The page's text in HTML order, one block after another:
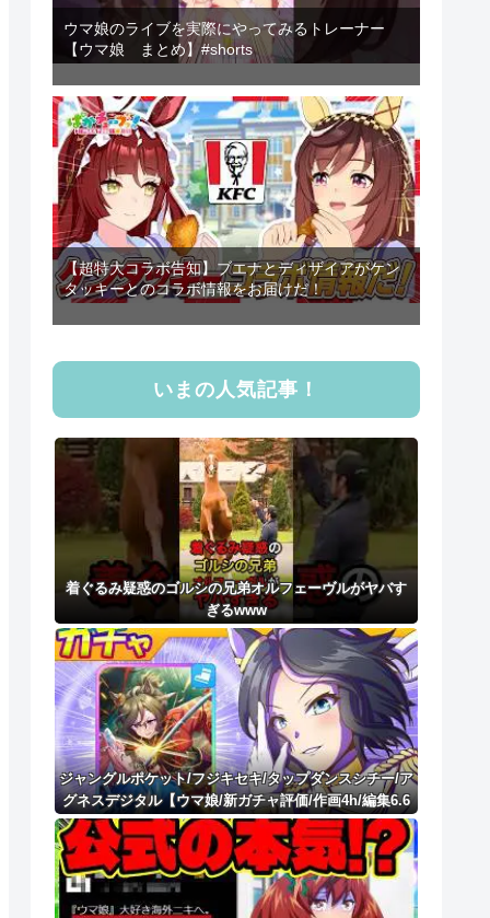
ウマ娘のライブを実際にやってみるトレーナー
【ウマ娘 まとめ】#shorts
【超特大コラボ告知】ブエナとディザイアがケン
タッキーとのコラボ情報をお届けだ！
いまの人気記事！
着ぐるみ疑惑のゴルシの兄弟オルフェーヴルがヤバす
ぎるwww
ジャングルポケット/フジキセキ/タップダンスシチー/ア
グネスデジタル【ウマ娘/新ガチャ評価/作画4h/編集6.6
h】